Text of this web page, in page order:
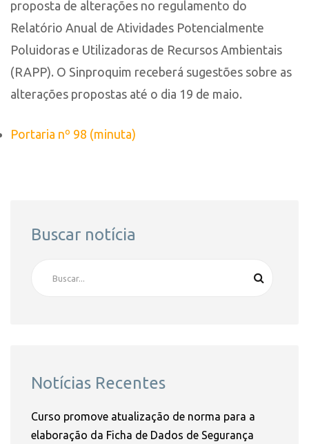
proposta de alterações no regulamento do
Relatório Anual de Atividades Potencialmente
Poluidoras e Utilizadoras de Recursos Ambientais
(RAPP). O Sinproquim receberá sugestões sobre as
alterações propostas até o dia 19 de maio.
Portaria nº 98 (minuta)
Buscar notícia
Notícias Recentes
Curso promove atualização de norma para a
elaboração da Ficha de Dados de Segurança